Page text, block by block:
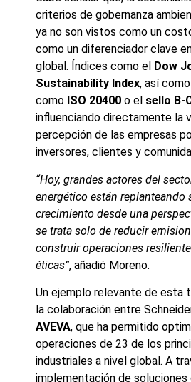
criterios de gobernanza
ya no son vistos como un
como un diferenciador clave
global. Índices como el Dow
Sustainability Index, así
como ISO 20400 o el sello B-
influenciando directamente la
percepción de las empresas
inversores, clientes y
“Hoy, grandes actores del
energético están replanteando
crecimiento desde una
se trata solo de reducir
construir operaciones
éticas”, añadió Moreno.
Un ejemplo relevante de esta
la colaboración entre
AVEVA, que ha permitido
operaciones de 23 de los
industriales a nivel global. A
implementación de